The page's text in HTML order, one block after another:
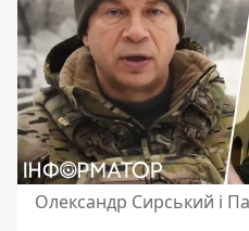
Олександр Сирський і